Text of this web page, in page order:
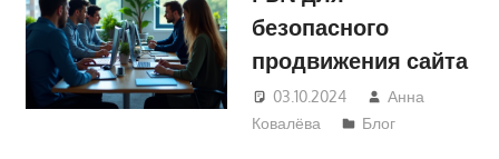
безопасного
продвижения сайта
03.10.2024
Анна
Ковалёва
Блог